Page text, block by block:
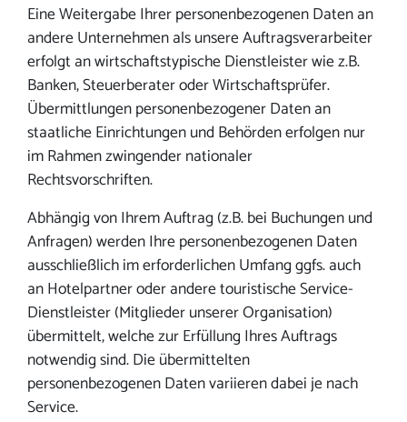
Eine Weitergabe Ihrer personenbezogenen Daten an
andere Unternehmen als unsere Auftragsverarbeiter
erfolgt an wirtschaftstypische Dienstleister wie z.B.
Banken, Steuerberater oder Wirtschaftsprüfer.
Übermittlungen personenbezogener Daten an
staatliche Einrichtungen und Behörden erfolgen nur
im Rahmen zwingender nationaler
Rechtsvorschriften.
Abhängig von Ihrem Auftrag (z.B. bei Buchungen und
Anfragen) werden Ihre personenbezogenen Daten
ausschließlich im erforderlichen Umfang ggfs. auch
an Hotelpartner oder andere touristische Service-
Dienstleister (Mitglieder unserer Organisation)
übermittelt, welche zur Erfüllung Ihres Auftrags
notwendig sind. Die übermittelten
personenbezogenen Daten variieren dabei je nach
Service.